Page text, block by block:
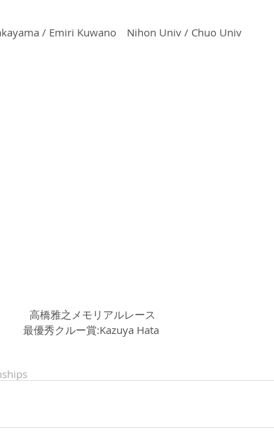
/ Emiri Kuwano　Nihon Univ / Chuo Univ
高橋雅之メモリアルレース
最優秀クルー賞:Kazuya Hata